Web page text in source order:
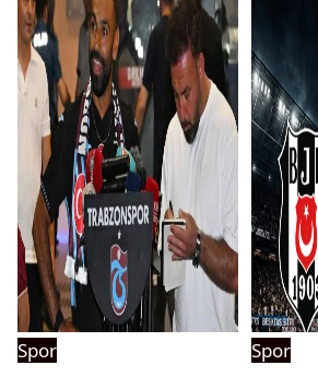
Spor
Spor